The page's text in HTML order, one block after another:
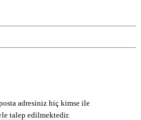
adresiniz hiç kimse ile
talep edilmektedir.